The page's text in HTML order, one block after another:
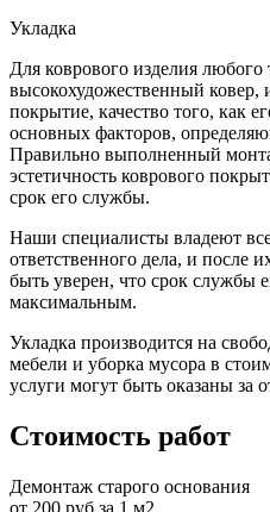
Укладка
Для коврового изделия любого
высокохудожественный ковер,
покрытие, качество того, как
основных факторов,
Правильно выполненный
эстетичность коврового
срок его службы.
Наши специалисты владеют
ответственного дела, и после
быть уверен, что срок службы
максимальным.
Укладка производится на
мебели и уборка мусора в
услуги могут быть оказаны за
Стоимость работ
Демонтаж старого основания
от 200 руб за 1 м2